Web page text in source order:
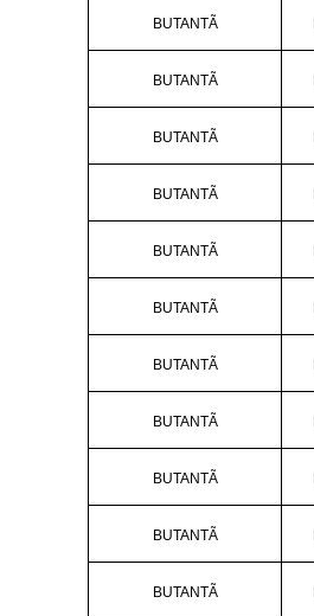
BUTANTÃ
BUTANTÃ
BUTANTÃ
BUTANTÃ
BUTANTÃ
BUTANTÃ
BUTANTÃ
BUTANTÃ
BUTANTÃ
BUTANTÃ
BUTANTÃ